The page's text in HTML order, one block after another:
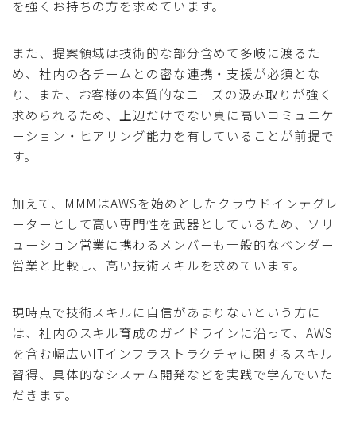
を強くお持ちの方を求めています。
また、提案領域は技術的な部分含めて多岐に渡るた
め、社内の各チームとの密な連携・支援が必須とな
り、また、お客様の本質的なニーズの汲み取りが強く
求められるため、上辺だけでない真に高いコミュニケ
ーション・ヒアリング能力を有していることが前提で
す。
加えて、MMMはAWSを始めとしたクラウドインテグレ
ーターとして高い専門性を武器としているため、ソリ
ューション営業に携わるメンバーも一般的なベンダー
営業と比較し、高い技術スキルを求めています。
現時点で技術スキルに自信があまりないという方に
は、社内のスキル育成のガイドラインに沿って、AWS
を含む幅広いITインフラストラクチャに関するスキル
習得、具体的なシステム開発などを実践で学んでいた
だきます。